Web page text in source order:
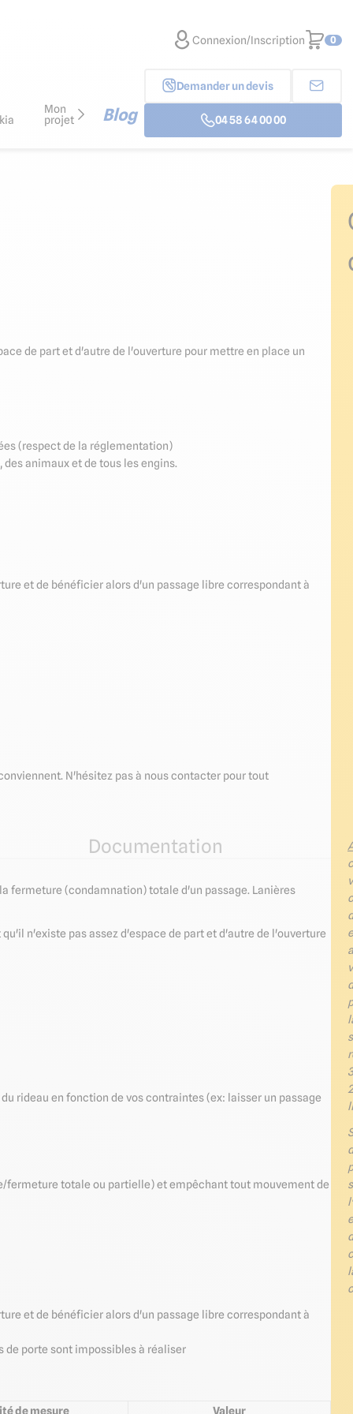
Blog
Mon
projet
Demander un devis
04 58 64 00 00
Connexion/Inscription 0
de part et d'autre de l'ouverture pour mettre en place un
(respect de la réglementation)
animaux et de tous les engins.
et de bénéficier alors d'un passage libre correspondant à
N'hésitez pas à nous contacter pour tout
Documentation
fermeture (condamnation) totale d'un passage. Lanières
n'existe pas assez d'espace de part et d'autre de l'ouverture
rideau en fonction de vos contraintes (ex: laisser un passage
fermeture totale ou partielle) et empêchant tout mouvement de
et de bénéficier alors d'un passage libre correspondant à
de porte sont impossibles à réaliser
de mesure Valeur